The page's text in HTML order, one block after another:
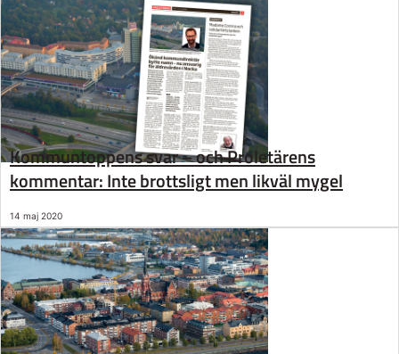
Kommuntoppens svar – och Proletärens
kommentar: Inte brottsligt men likväl mygel
14 maj 2020